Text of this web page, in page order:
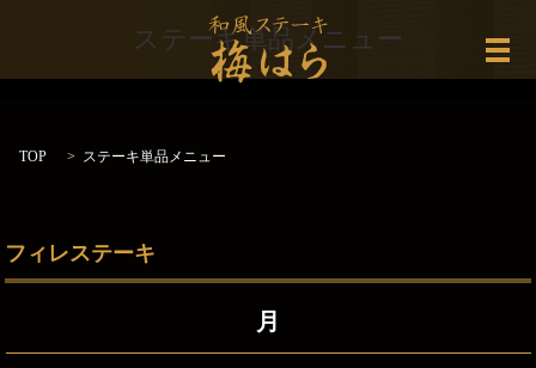
メ
ステーキ単品メニュー
TOP ステーキ単品メニュー
フィレステーキ
月